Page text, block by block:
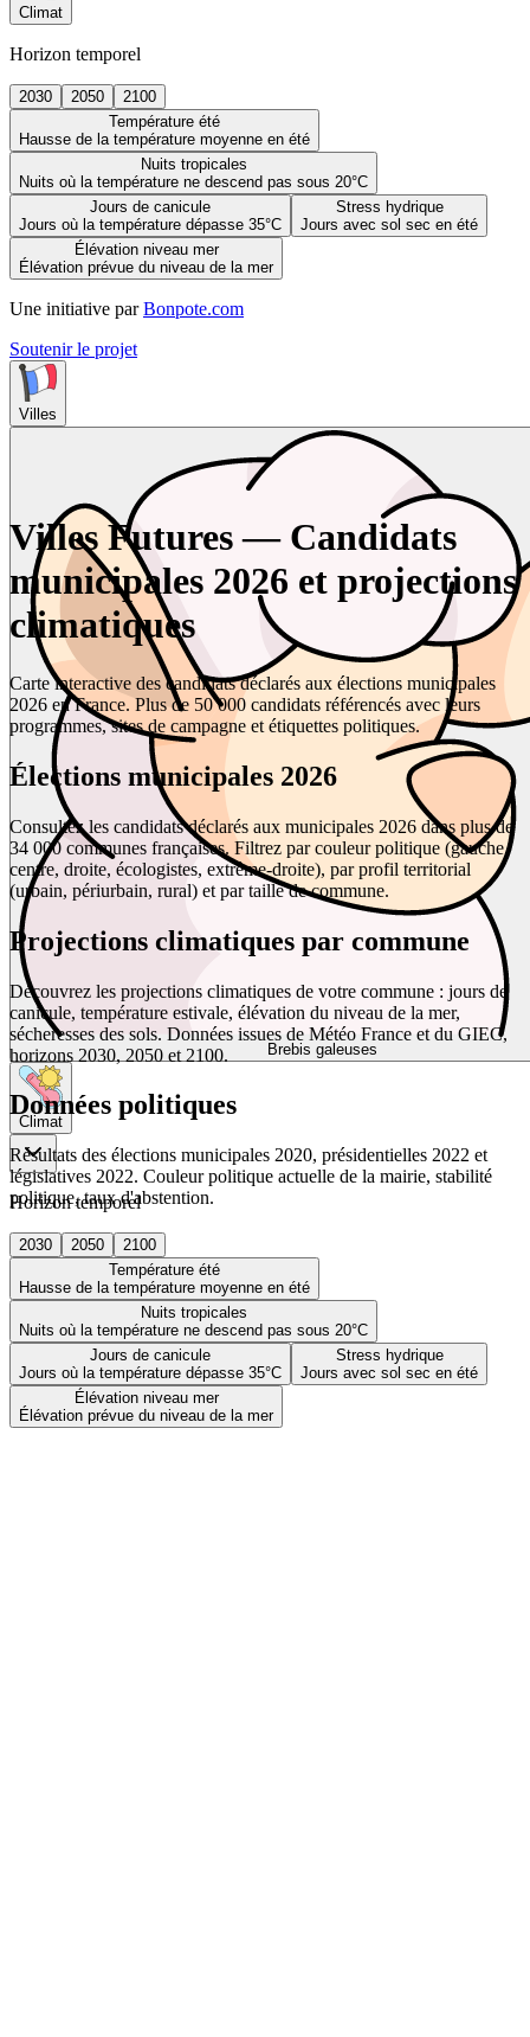
Climat
Horizon temporel
2030 2050
2100
Température été
Hausse de la température moyenne en été
Nuits tropicales
Nuits où la température ne descend pas sous 20°C
Jours de canicule
Jours où la température dépasse 35°C
Stress hydrique
Jours avec sol sec en été
Élévation niveau mer
Élévation prévue du niveau de la mer
Une initiative par Bonpote.com
Soutenir le projet
Villes
Brebis galeuses
Climat
Horizon temporel
2030 2050
2100
Température été
Hausse de la température moyenne en été
Nuits tropicales
Nuits où la température ne descend pas sous 20°C
Jours de canicule
Jours où la température dépasse 35°C
Stress hydrique
Jours avec sol sec en été
Élévation niveau mer
Élévation prévue du niveau de la mer
Villes Futures — Candidats
municipales 2026 et projections
climatiques
Carte interactive des candidats déclarés aux élections municipales
2026 en France. Plus de 50 000 candidats référencés avec leurs
programmes, sites de campagne et étiquettes politiques.
Élections municipales 2026
Consultez les candidats déclarés aux municipales 2026 dans plus de
34 000 communes françaises. Filtrez par couleur politique (gauche,
centre, droite, écologistes, extrême-droite), par profil territorial
(urbain, périurbain, rural) et par taille de commune.
Projections climatiques par commune
Découvrez les projections climatiques de votre commune : jours de
canicule, température estivale, élévation du niveau de la mer,
sécheresses des sols. Données issues de Météo France et du GIEC,
horizons 2030, 2050 et 2100.
Données politiques
Résultats des élections municipales 2020, présidentielles 2022 et
législatives 2022. Couleur politique actuelle de la mairie, stabilité
politique, taux d'abstention.